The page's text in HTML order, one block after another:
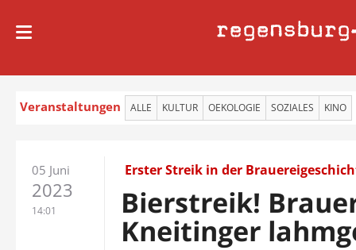
regensburg
Veranstaltungen ALLE KULTUR OEKOLOGIE SOZIALES KINO
05 Juni
2023
14:01
Erster Streik in der
Bierstreik!
Kneitinger